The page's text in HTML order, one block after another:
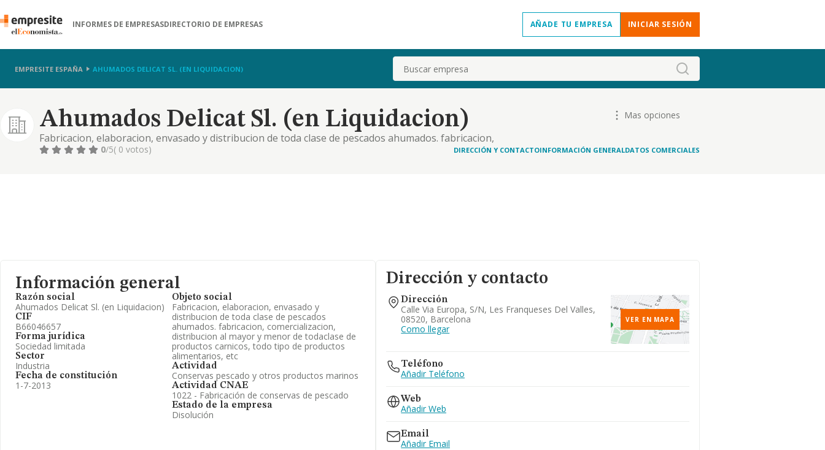
INFORMES DE EMPRESASDIRECTORIO DE EMPRESAS AÑADE TU EMPRESA INICIAR SESIÓN
EMPRESITE ESPAÑA AHUMADOS DELICAT SL. (EN LIQUIDACION) Buscar
Ahumados Delicat Sl. (en Liquidacion)
Fabricacion, elaboracion, envasado y distribucion de toda clase de pescados ahumados. fabricacion,
comercializacion, distribucion al mayor y menor de todaclase de productos carnicos, todo tipo de
Mas opciones
0/5( 0 votos) DIRECCIÓN Y CONTACTOINFORMACIÓN GENERALDATOS COMERCIALES
Información general
Razón social
Ahumados Delicat Sl. (en Liquidacion)
CIF
B66046657
Forma jurídica
Sociedad limitada
Sector
Industria
Fecha de constitución
1-7-2013
Objeto social
Fabricacion, elaboracion, envasado y
distribucion de toda clase de pescados
ahumados. fabricacion, comercializacion,
distribucion al mayor y menor de todaclase de
productos carnicos, todo tipo de productos
alimentarios, etc
Actividad
Conservas pescado y otros productos marinos
Actividad CNAE
1022 - Fabricación de conservas de pescado
Estado de la empresa
Disolución
Dirección y contacto
Dirección
Calle Via Europa, S/n, Les Franqueses Del Valles,
08520, Barcelona
Como llegar
VER EN MAPA
Teléfono
Añadir Teléfono
Web
Añadir Web
Email
Añadir Email